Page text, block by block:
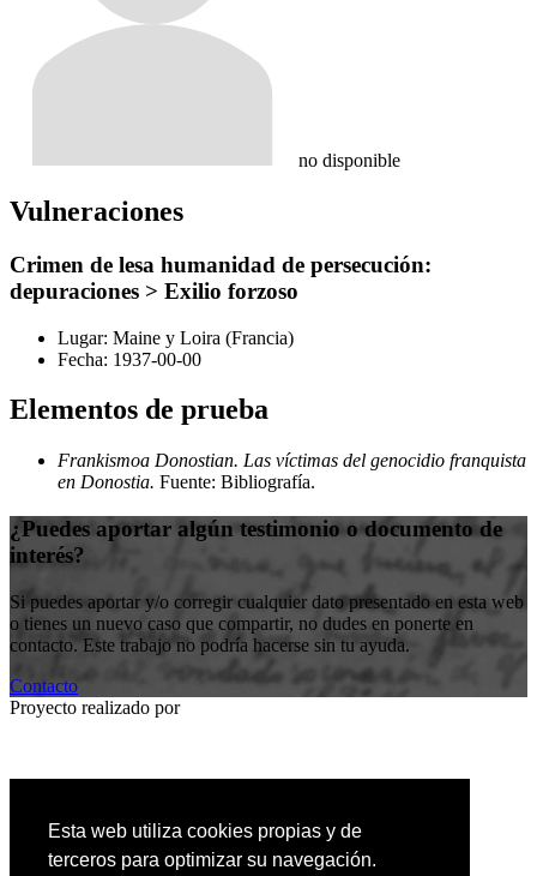
Esta web utiliza cookies propias y de
terceros para optimizar su navegación.
no disponible
Vulneraciones
Crimen de lesa humanidad de persecución:
depuraciones > Exilio forzoso
Lugar: Maine y Loira (Francia)
Fecha: 1937-00-00
Elementos de prueba
Frankismoa Donostian. Las víctimas del genocidio franquista
en Donostia. Fuente: Bibliografía.
¿Puedes aportar algún testimonio o documento de
interés?
Si puedes aportar y/o corregir cualquier dato presentado en esta web
o tienes un nuevo caso que compartir, no dudes en ponerte en
contacto. Este trabajo no podría hacerse sin tu ayuda.
Contacto
Proyecto realizado por
Entidad colaboradora